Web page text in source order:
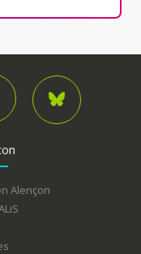
Alençon